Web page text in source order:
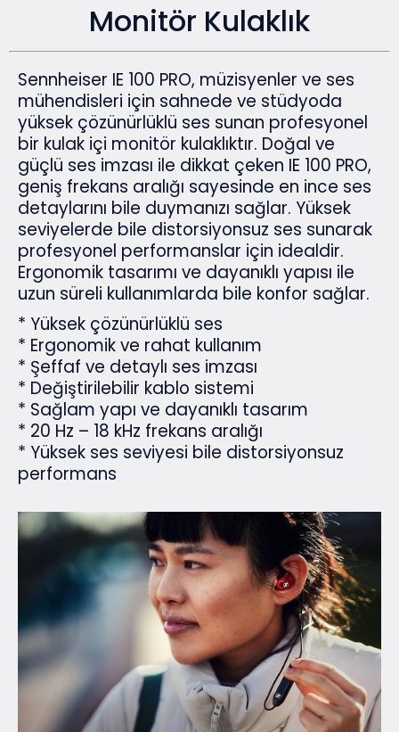
Monitör Kulaklık
Sennheiser IE 100 PRO, müzisyenler ve ses
mühendisleri için sahnede ve stüdyoda
yüksek çözünürlüklü ses sunan profesyonel
bir kulak içi monitör kulaklıktır. Doğal ve
güçlü ses imzası ile dikkat çeken IE 100 PRO,
geniş frekans aralığı sayesinde en ince ses
detaylarını bile duymanızı sağlar. Yüksek
seviyelerde bile distorsiyonsuz ses sunarak
profesyonel performanslar için idealdir.
Ergonomik tasarımı ve dayanıklı yapısı ile
uzun süreli kullanımlarda bile konfor sağlar.
* Yüksek çözünürlüklü ses
* Ergonomik ve rahat kullanım
* Şeffaf ve detaylı ses imzası
* Değiştirilebilir kablo sistemi
* Sağlam yapı ve dayanıklı tasarım
* 20 Hz – 18 kHz frekans aralığı
* Yüksek ses seviyesi bile distorsiyonsuz
performans